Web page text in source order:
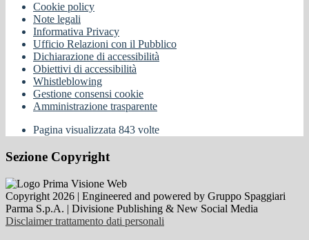
Cookie policy
Note legali
Informativa Privacy
Ufficio Relazioni con il Pubblico
Dichiarazione di accessibilità
Obiettivi di accessibilità
Whistleblowing
Gestione consensi cookie
Amministrazione trasparente
Pagina visualizzata 843 volte
Sezione Copyright
Copyright 2026 | Engineered and powered by Gruppo Spaggiari
Parma S.p.A. | Divisione Publishing & New Social Media
Disclaimer trattamento dati personali